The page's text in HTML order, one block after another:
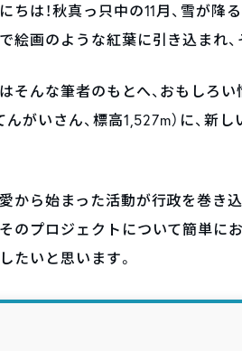
ちは！秋真っ只中の11月、雪が
絵画のような紅葉に引き込まれ
そんな筆者のもとへ、おもしろ
んがいさん、標高1,527m）に、新
から始まった活動が行政を巻き
のプロジェクトについて簡単に
たいと思います。